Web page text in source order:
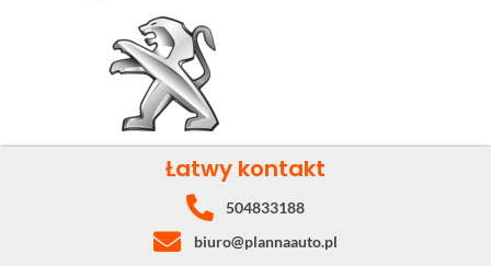
Łatwy kontakt
504833188
biuro@plannaauto.pl